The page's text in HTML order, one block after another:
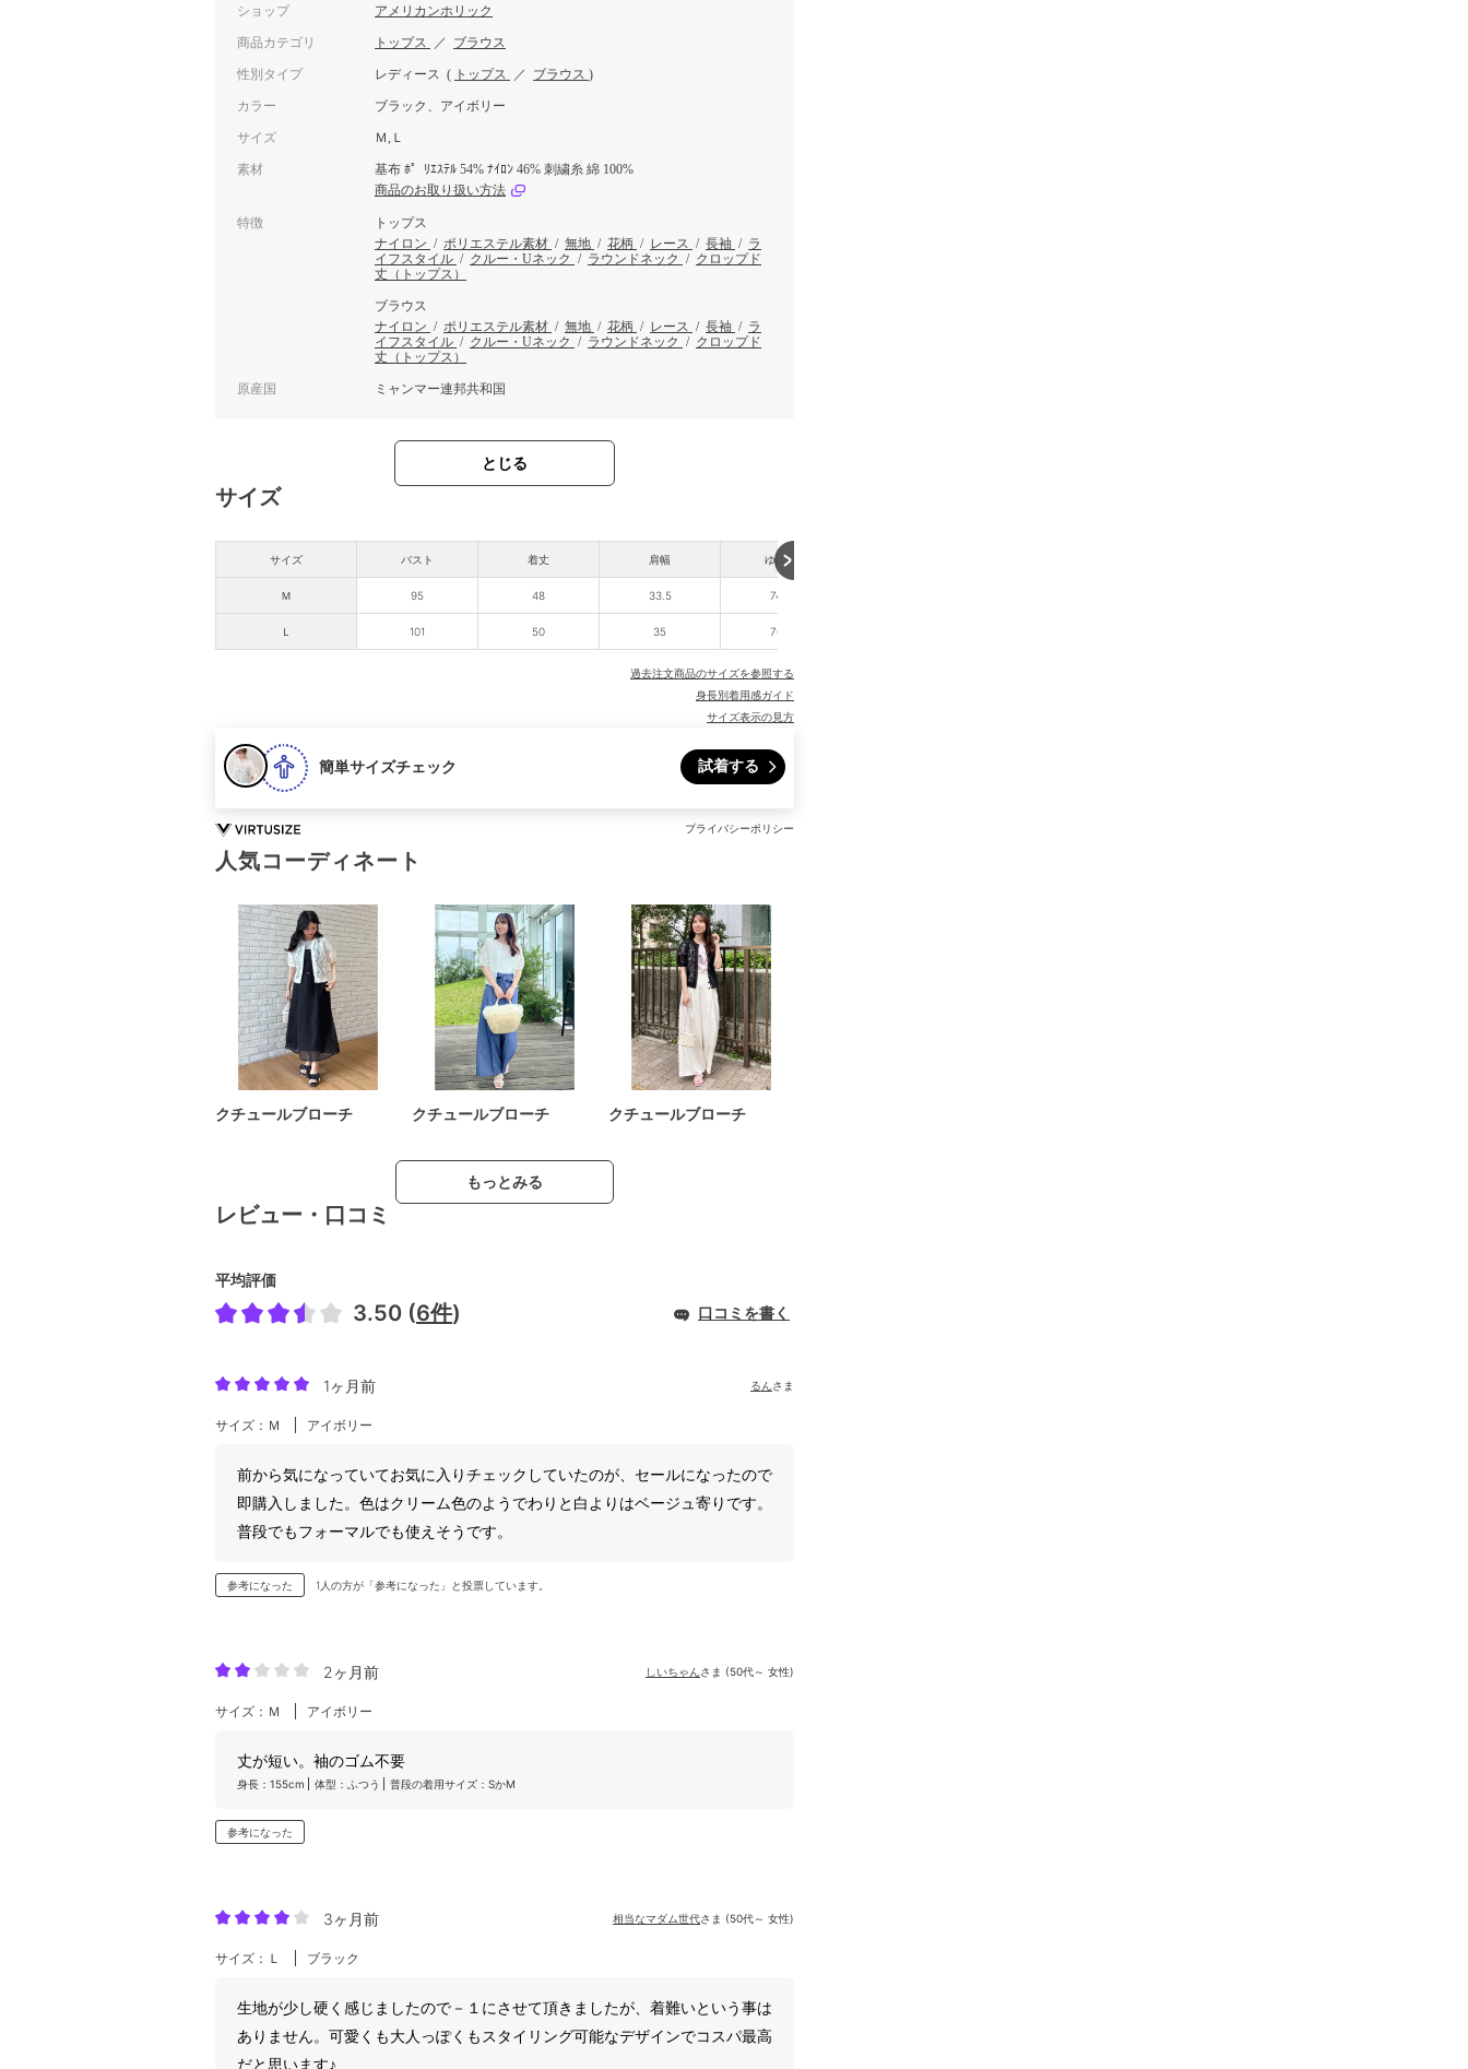
ショップ アメリカンホリック
商品カテゴリ トップス ／ ブラウス
性別タイプ レディース ( トップス ／ ブラウス )
カラー ブラック、アイボリー
サイズ Ｍ,Ｌ
素材
基布 ﾎ゜ﾘｴｽﾃﾙ 54% ﾅｲﾛﾝ 46% 刺繍糸 綿 100%
商品のお取り扱い方法
特徴
トップス
ナイロン / ポリエステル素材 / 無地 / 花柄 / レース / 長袖 / ラ
イフスタイル / クルー・Uネック / ラウンドネック / クロップド
丈（トップス）
ブラウス
ナイロン / ポリエステル素材 / 無地 / 花柄 / レース / 長袖 / ラ
イフスタイル / クルー・Uネック / ラウンドネック / クロップド
丈（トップス）
原産国 ミャンマー連邦共和国
とじる
サイズ
サイズ
Ｍ
Ｌ
バスト 着丈 肩幅 ゆき丈
95 48 33.5 74.2
101 50 35 76.5
過去注文商品のサイズを参照する
身長別着用感ガイド
サイズ表示の見方
簡単サイズチェック 試着する
プライバシーポリシー
人気コーディネート
クチュールブローチ クチュールブローチ クチュールブローチ
もっとみる
レビュー・口コミ
平均評価
3.50 (6件) 口コミを書く
1ヶ月前 るん さま
サイズ：Ｍ アイボリー
前から気になっていてお気に入りチェックしていたのが、セールになったので
即購入しました。色はクリーム色のようでわりと白よりはベージュ寄りです。
普段でもフォーマルでも使えそうです。
参考になった 1人の方が「参考になった」と投票しています。
2ヶ月前 しいちゃん さま (50代～ 女性)
サイズ：Ｍ アイボリー
丈が短い。袖のゴム不要
身長：155cm 体型：ふつう 普段の着用サイズ：SかM
参考になった
3ヶ月前 相当なマダム世代さま (50代～ 女性)
サイズ：Ｌ ブラック
生地が少し硬く感じましたので－１にさせて頂きましたが、着難いという事は
ありません。可愛くも大人っぽくもスタイリング可能なデザインでコスパ最高
だと思います♪